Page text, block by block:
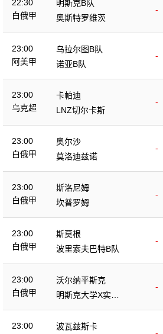
22:30
白俄甲
明斯克B队
-
奥斯特罗维茨
23:00
阿美甲
乌拉尔图B队
-
诺亚B队
23:00
乌克超
卡帕迪
-
LNZ切尔卡斯
23:00
白俄甲
奥尔沙
-
莫洛迪兹诺
23:00
白俄甲
斯洛尼姆
-
坎普罗姆
23:00
白俄甲
斯莫根
-
波里索夫巴特B队
23:00
白俄甲
沃尔纳平斯克
-
明斯克大学X实验
室
23:00
波瓦兹斯卡